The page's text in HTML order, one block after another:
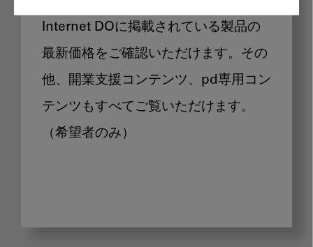
Internet DOに掲載されている製品の
最新価格をご確認いただけます。その
他、開業支援コンテンツ、pd専用コン
テンツもすべてご覧いただけます。
（希望者のみ）